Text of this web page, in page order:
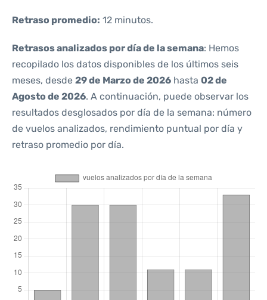
Retraso promedio: 12 minutos.
Retrasos analizados por día de la semana: Hemos
recopilado los datos disponibles de los últimos seis
meses, desde 29 de Marzo de 2026 hasta 02 de
Agosto de 2026. A continuación, puede observar los
resultados desglosados por día de la semana: número
de vuelos analizados, rendimiento puntual por día y
retraso promedio por día.